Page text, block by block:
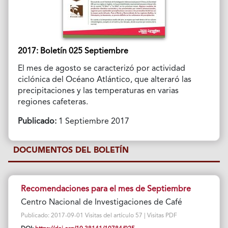
2017: Boletín 025 Septiembre
El mes de agosto se caracterizó por actividad
ciclónica del Océano Atlántico, que alteraró las
precipitaciones y las temperaturas en varias
regiones cafeteras.
Publicado:1 Septiembre 2017
DOCUMENTOS DEL BOLETÍN
Recomendaciones para el mes de Septiembre
Centro Nacional de Investigaciones de Café
Publicado: 2017-09-01 Visitas del artículo 57 | Visitas PDF